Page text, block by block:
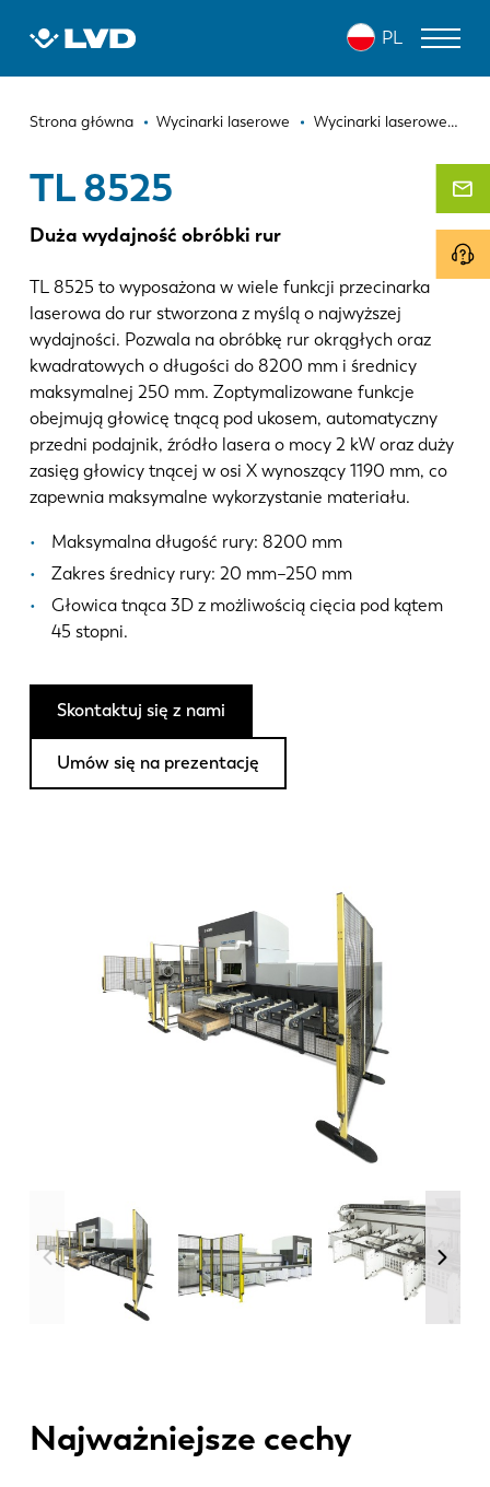
PL
Ścieżka
Strona główna Wycinarki laserowe Wycinarki laserowe do rur
TL 8525
Duża wydajność obróbki rur
TL 8525 to wyposażona w wiele funkcji przecinarka
laserowa do rur stworzona z myślą o najwyższej
wydajności. Pozwala na obróbkę rur okrągłych oraz
kwadratowych o długości do 8200 mm i średnicy
maksymalnej 250 mm. Zoptymalizowane funkcje
obejmują głowicę tnącą pod ukosem, automatyczny
przedni podajnik, źródło lasera o mocy 2 kW oraz duży
zasięg głowicy tnącej w osi X wynoszący 1190 mm, co
zapewnia maksymalne wykorzystanie materiału.
Maksymalna długość rury: 8200 mm
Zakres średnicy rury: 20 mm–250 mm
Głowica tnąca 3D z możliwością cięcia pod kątem
45 stopni.
Skontaktuj się z nami
Umów się na prezentację
TL 8525
Najważniejsze cechy
WYCINARKI LASEROWE
NOŻYCE GILOTYNOWE
OPROGRAMOWANIE
OBSŁUGA KLIENTA
O firmie LVD
Aktualności
Realizacje
Wydarzenia
Centrum zasobów
Oferty pracy
Kontakt